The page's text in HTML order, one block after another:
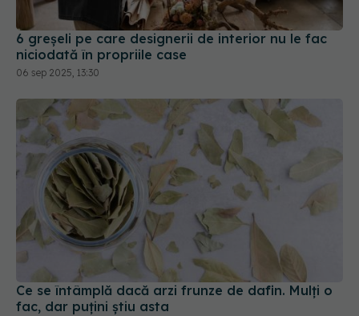
6 greșeli pe care designerii de interior nu le fac
niciodată în propriile case
06 sep 2025, 13:30
Ce se întâmplă dacă arzi frunze de dafin. Mulți o
fac, dar puțini știu asta